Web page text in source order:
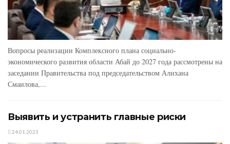
Вопросы реализации Комплексного плана социально-
экономического развития области Абай до 2027 года рассмотрены на
заседании Правительства под пред­седательством Алихана
Смаилова,...
Выявить и устранить главные риски
24.01.2023